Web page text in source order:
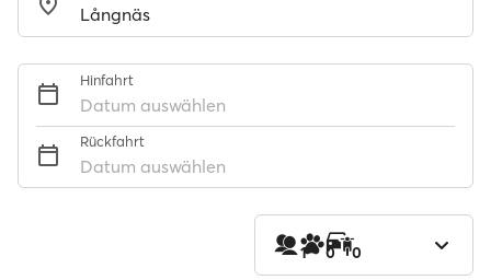
Hinfahrt
Datum auswählen
Rückfahrt
Datum auswählen
1 0 0